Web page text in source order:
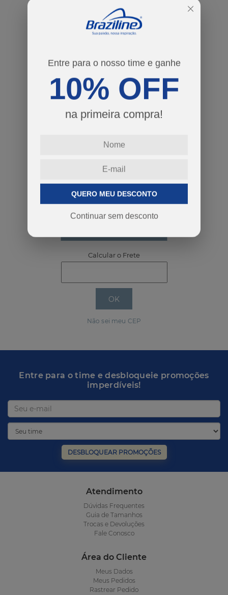
Entre para o nosso time e ganhe
10% OFF
na primeira compra!
QUERO MEU DESCONTO
Continuar sem desconto
R$ 139,90
xdeR$ 46,63
tamanhos
14
Guia de Tamanhos
Calcular o Frete
Não sei meu CEP
Entre para o time e desbloqueie promoções
imperdíveis!
DESBLOQUEAR PROMOÇÕES
Atendimento
Dúvidas Frequentes
Guia de Tamanhos
Trocas e Devoluções
Fale Conosco
Área do Cliente
Meus Dados
Meus Pedidos
Rastrear Pedido